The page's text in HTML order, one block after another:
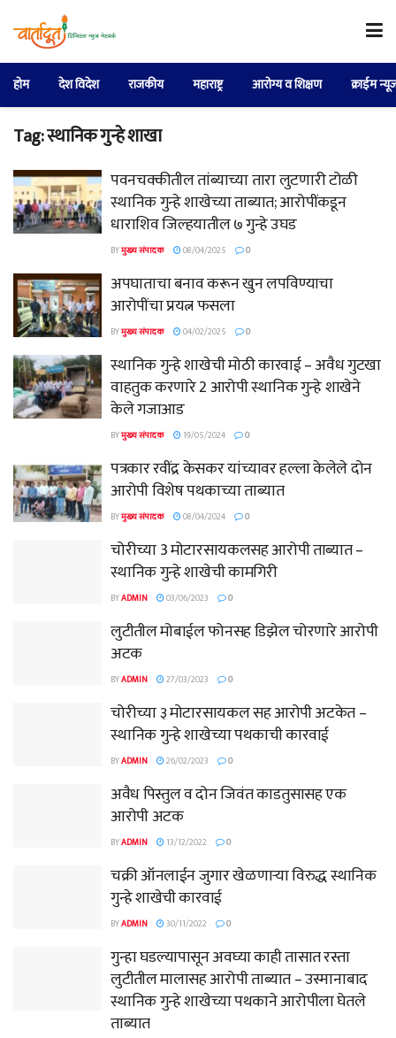
होम देश विदेश राजकीय महाराष्ट्र आरोग्य व शिक्षण क्राईम
Tag:स्थानिक गुन्हे शाखा
पवनचक्कीतील तांब्याच्या तारा लुटणारी टोळी
स्थानिक गुन्हे शाखेच्या ताब्यात; आरोपींकडून
धाराशिव जिल्हयातील ७ गुन्हे उघड
BYमुख्य संपादक 08/04/2025 0
अपघाताचा बनाव करून खुन लपविण्याचा
आरोपींचा प्रयत्न फसला
BYमुख्य संपादक 04/02/2025 0
स्थानिक गुन्हे शाखेची मोठी कारवाई – अवैध गुटखा
वाहतुक करणारे 2 आरोपी स्थानिक गुन्हे शाखेने
केले गजाआड
BYमुख्य संपादक 19/05/2024 0
पत्रकार रवींद्र केसकर यांच्यावर हल्ला केलेले दोन
आरोपी विशेष पथकाच्या ताब्यात
BYमुख्य संपादक 08/04/2024 0
चोरीच्या 3 मोटारसायकलसह आरोपी ताब्यात –
स्थानिक गुन्हे शाखेची कामगिरी
BYADMIN 03/06/2023 0
लुटीतील मोबाईल फोनसह डिझेल चोरणारे आरोपी
अटक
BYADMIN 27/03/2023 0
चोरीच्या ३ मोटारसायकल सह आरोपी अटकेत –
स्थानिक गुन्हे शाखेच्या पथकाची कारवाई
BYADMIN 26/02/2023 0
अवैध पिस्तुल व दोन जिवंत काडतुसासह एक
आरोपी अटक
BYADMIN 13/12/2022 0
चक्री ऑनलाईन जुगार खेळणाऱ्या विरुद्ध स्थानिक
गुन्हे शाखेची कारवाई
BYADMIN 30/11/2022 0
गुन्हा घडल्यापासून अवघ्या काही तासात रस्ता
लुटीतील मालासह आरोपी ताब्यात – उस्मानाबाद
स्थानिक गुन्हे शाखेच्या पथकाने आरोपीला घेतले
ताब्यात